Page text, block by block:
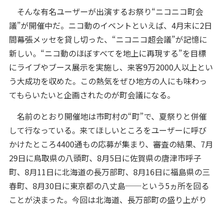
そんな有名ユーザーが出演するお祭り“ニコニコ町会
議”が開催中だ。ニコ動のイベントといえば、4月末に2日
間幕張メッセを貸し切った、“ニコニコ超会議”が記憶に
新しい。“ニコ動のほぼすべてを地上に再現する”を目標
にライブやブース展示を実施し、来客9万2000人以上とい
う大成功を収めた。この熱気をぜひ地方の人にも味わっ
てもらいたいと企画されたのが町会議になる。
名前のとおり開催地は市町村の“町”で、夏祭りと併催
して行なっている。来てほしいところをユーザーに呼び
かけたところ4400通もの応募が集まり、審査の結果、7月
29日に鳥取県の八頭町、8月5日に佐賀県の唐津市呼子
町、8月11日に北海道の長万部町、8月16日に福島県の三
春町、8月30日に東京都の八丈島──という5ヵ所を回る
ことが決まった。今回は北海道、長万部町の盛り上がり